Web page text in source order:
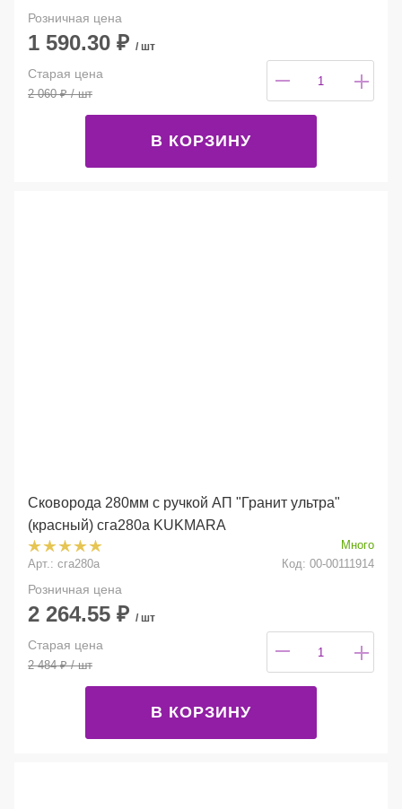
Розничная цена
1 590.30 ₽ / шт
Старая цена
2 060₽/ шт
В КОРЗИНУ
Сковорода 280мм с ручкой АП "Гранит ультра"
(красный) сга280а KUKMARA
Много
Арт.: сга280а
Код: 00-00111914
Розничная цена
2 264.55 ₽ / шт
Старая цена
2 484₽/ шт
В КОРЗИНУ